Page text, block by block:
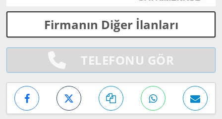
Firmanın Diğer İlanları
TELEFONU GÖR